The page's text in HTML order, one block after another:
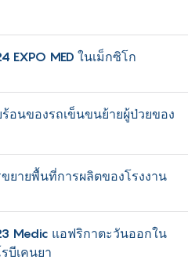
น่าตื่นเต้น! นอกจากนี้ เรา
ศูนย์วิจัยและพัฒนาเตียงในโรง
พยาบาลและอุปกรณ์ทางการ
ของเทคโนโลยีล้ำสมัยมา
ปฏิวัติการดูแลสุขภาพ เข้าร่วม
เราในขณะที่เรามุ่งมั่นที่จะยก
ระดับอนาคตของอุปกรณ์
ทางการแพทย์และการดูแลผู้
EXPO MED ในเม็กซิโก
อนของรถเข็นขนย้ายผู้ป่วยของ
ยายพื้นที่การผลิตของโรงงาน
Medic แอฟริกาตะวันออกใน
บีเคนยา